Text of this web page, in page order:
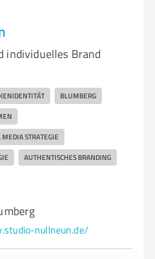
individuelles Brand
BLUMBERG
MEDIA STRATEGIE
AUTHENTISCHES BRANDING
nullneun.de/